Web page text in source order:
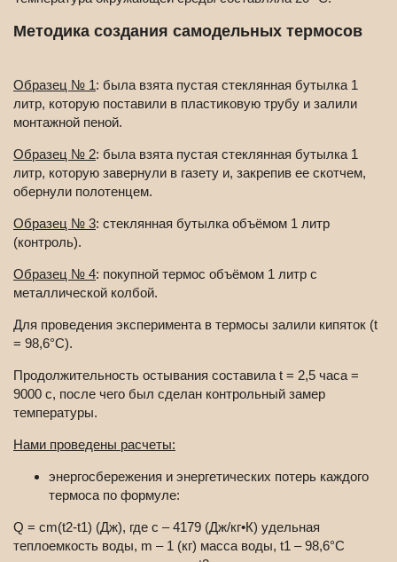
Методика создания самодельных термосов
Образец № 1: была взята пустая стеклянная бутылка 1
литр, которую поставили в пластиковую трубу и залили
монтажной пеной.
Образец № 2: была взята пустая стеклянная бутылка 1
литр, которую завернули в газету и, закрепив ее скотчем,
обернули полотенцем.
Образец № 3: стеклянная бутылка объёмом 1 литр
(контроль).
Образец № 4: покупной термос объёмом 1 литр с
металлической колбой.
Для проведения эксперимента в термосы залили кипяток (t
= 98,6°С).
Продолжительность остывания составила t = 2,5 часа =
9000 с, после чего был сделан контрольный замер
температуры.
Нами проведены расчеты:
энергосбережения и энергетических потерь каждого
термоса по формуле:
Q = cm(t2-t1) (Дж), где с – 4179 (Дж/кг•К) удельная
теплоемкость воды, m – 1 (кг) масса воды, t1 – 98,6°С